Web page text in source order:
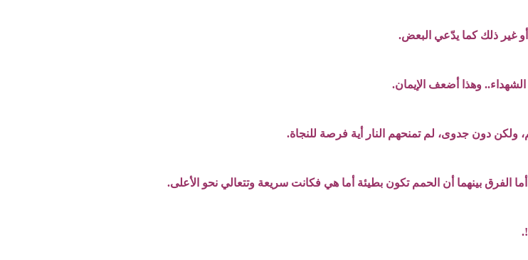
غير ذلك كما يدّعي البعض.
وهذا أضعف الإيمان.
ولكن دون جدوى، لم تمنحهم النار أية فرصة للنجاة.
بينهما أن الحمم تكون بطيئة أما هي فكانت سريعة وتتعالي نحو الأعلى.